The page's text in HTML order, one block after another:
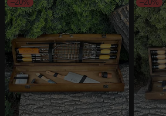
–20% –20%